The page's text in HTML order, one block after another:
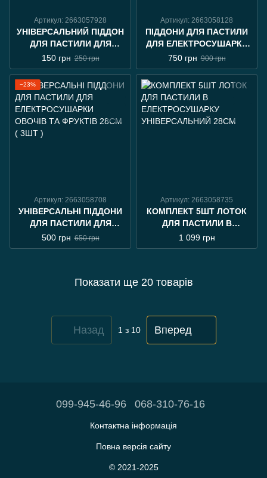
Артикул: 2663057928
УНІВЕРСАЛЬНИЙ ПІДДОН
ДЛЯ ПАСТИЛИ ДЛЯ
ЕЛЕКТРОСУШАРКИ
ОВОЧІВ ТА ФРУКТІВ
150 грн 250 грн
Артикул: 2663058128
ПІДДОНИ ДЛЯ ПАСТИЛИ
ДЛЯ ЕЛЕКТРОСУШАРКИ
ОВОЧІВ ТА ФРУКТІВ 5ШТ
750 грн 900 грн
−23%
Артикул: 2663058708
УНІВЕРСАЛЬНІ ПІДДОНИ
ДЛЯ ПАСТИЛИ ДЛЯ
ЕЛЕКТРОСУШАРКИ
ОВОЧІВ ТА ФРУКТІВ 28СМ
500 грн 650 грн
Артикул: 2663058735
КОМПЛЕКТ 5ШТ ЛОТОК
ДЛЯ ПАСТИЛИ В
ЕЛЕКТРОСУШАРКУ
УНІВЕРСАЛЬНИЙ 28СМ
1 099 грн
Показати ще 20 товарів
Назад 1 з 10 Вперед
099-945-46-96 068-310-76-16
Контактна інформація
Повна версія сайту
© 2021-2025